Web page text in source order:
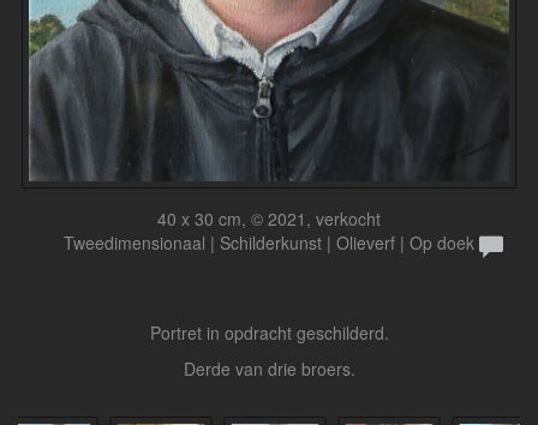
40 x 30 cm, © 2021, verkocht
Tweedimensionaal | Schilderkunst | Olieverf | Op doek
Portret in opdracht geschilderd.
Derde van drie broers.